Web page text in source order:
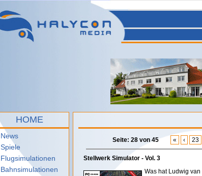
HOME
News
Spiele
Flugsimulationen
Bahnsimulationen
Seite: 28 von 45 « ‹ 23
Stellwerk Simulator - Vol. 3
Was hat Ludwig